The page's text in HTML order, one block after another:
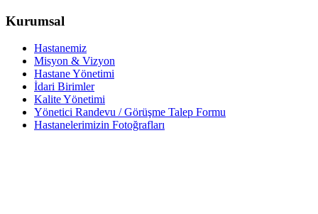
Kurumsal
Hastanemiz
Misyon & Vizyon
Hastane Yönetimi
İdari Birimler
Kalite Yönetimi
Yönetici Randevu / Görüşme Talep Formu
Hastanelerimizin Fotoğrafları